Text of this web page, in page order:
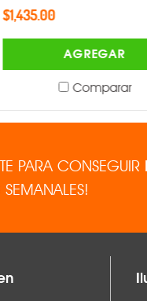
Dimensiones
AGREGAR
Comparar
PARA CONSEGUIR
SEMANALES!